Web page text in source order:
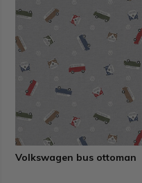
Volkswagen bus ottoman